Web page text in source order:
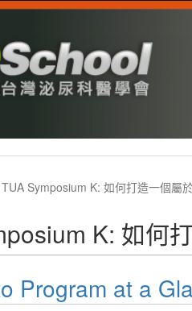
TUA Symposium K: 如何打造一個屬
K: 如何
Program at a